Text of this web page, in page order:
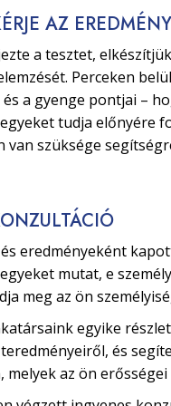
AZ
a tesztet,
Perceken
a gyenge pontjai –
tudja előnyére
van szüksége
eredményeként
mutat, e
meg az ön
egyike
és
melyek az ön